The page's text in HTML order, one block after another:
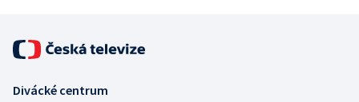
Divácké centrum